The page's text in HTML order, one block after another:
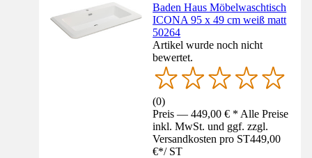
Baden Haus Möbelwaschtisch
ICONA 95 x 49 cm weiß matt
50264
Artikel wurde noch nicht
bewertet.
(0)
Preis — 449,00 € * Alle Preise
inkl. MwSt. und ggf. zzgl.
Versandkosten pro ST449,00
€*/ ST